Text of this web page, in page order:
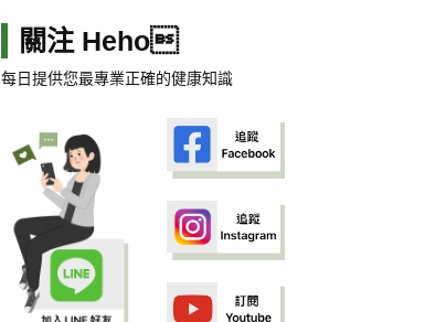
關注 Heho
每日提供您最專業正確的健康知識